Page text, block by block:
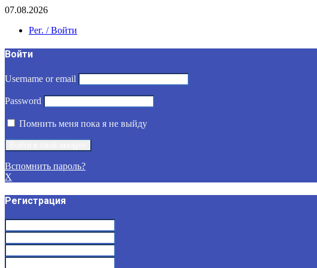
07.08.2026
Рег. / Войти
Войти
Username or email
Password
Помнить меня пока я не выйду
Вспомнить пароль?
X
Регистрация